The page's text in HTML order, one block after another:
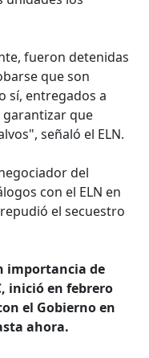
fueron detenidas
que son
sí, entregados a
que
señaló el ELN.
del
con el ELN en
el secuestro
importancia de
inició en febrero
el Gobierno en
ahora.